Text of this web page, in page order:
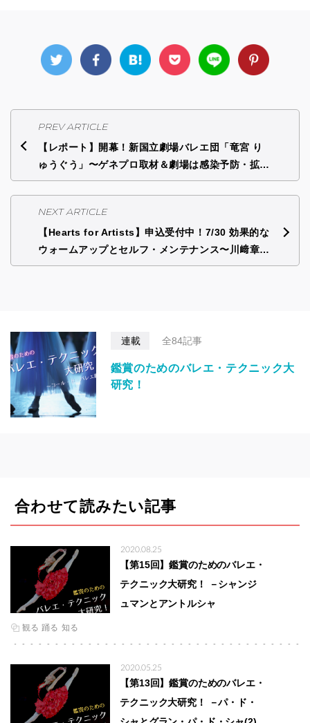
PREV ARTICLE
【レポート】開幕！新国立劇場バレエ団「竜宮 り
ゅうぐう」〜ゲネプロ取材＆劇場は感染予防・拡…
NEXT ARTICLE
【Hearts for Artists】申込受付中！7/30 効果的な
ウォームアップとセルフ・メンテナンス〜川﨑章…
連載 全84記事
鑑賞のためのバレエ・テクニック大
研究！
合わせて読みたい記事
観る 踊る 知る
2020.08.25
【第15回】鑑賞のためのバレエ・
テクニック大研究！ －シャンジ
ュマンとアントルシャ
2020.05.25
【第13回】鑑賞のためのバレエ・
テクニック大研究！ －パ・ド・